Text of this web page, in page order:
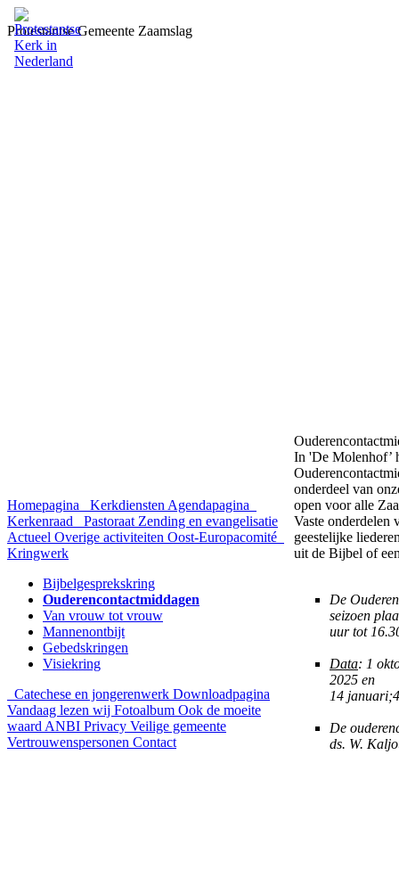
Protestantse Gemeente Zaamslag
Homepagina Kerkdiensten Agendapagina
Kerkenraad
Pastoraat Zending en evangelisatie
Actueel Overige activiteiten Oost-Europacomité
Kringwerk
Bijbelgesprekskring
Ouderencontactmiddagen
Van vrouw tot vrouw
Mannenontbijt
Gebedskringen
Visiekring
Catechese en jongerenwerk Downloadpagina
Vandaag lezen wij Fotoalbum Ook de moeite
waard ANBI Privacy Veilige gemeente
Vertrouwenspersonen Contact
In 'De Molenhof’
onderdeel van
open voor alle
Vaste onderdelen
geestelijke
uit de Bijbel of
De
seizoen
uur tot
Data: 1
2025 en
14
De
ds. W.